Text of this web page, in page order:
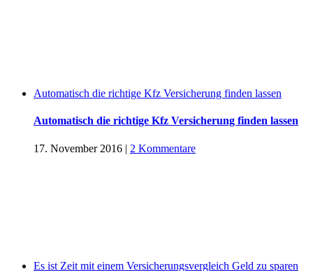
Automatisch die richtige Kfz Versicherung finden lassen
Automatisch die richtige Kfz Versicherung finden lassen
17. November 2016 | 2 Kommentare
Es ist Zeit mit einem Versicherungsvergleich Geld zu sparen